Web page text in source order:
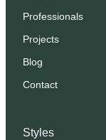
Styles
Professionals
Projects
Blog
Contact